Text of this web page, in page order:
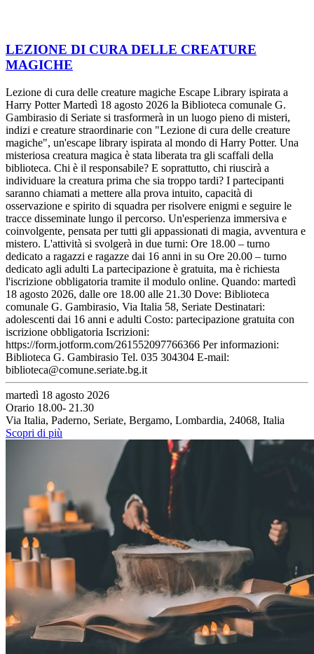
LEZIONE DI CURA DELLE CREATURE
MAGICHE
Lezione di cura delle creature magiche Escape Library ispirata a
Harry Potter Martedì 18 agosto 2026 la Biblioteca comunale G.
Gambirasio di Seriate si trasformerà in un luogo pieno di misteri,
indizi e creature straordinarie con "Lezione di cura delle creature
magiche", un'escape library ispirata al mondo di Harry Potter. Una
misteriosa creatura magica è stata liberata tra gli scaffali della
biblioteca. Chi è il responsabile? E soprattutto, chi riuscirà a
individuare la creatura prima che sia troppo tardi? I partecipanti
saranno chiamati a mettere alla prova intuito, capacità di
osservazione e spirito di squadra per risolvere enigmi e seguire le
tracce disseminate lungo il percorso. Un'esperienza immersiva e
coinvolgente, pensata per tutti gli appassionati di magia, avventura e
mistero. L'attività si svolgerà in due turni: Ore 18.00 – turno
dedicato a ragazzi e ragazze dai 16 anni in su Ore 20.00 – turno
dedicato agli adulti La partecipazione è gratuita, ma è richiesta
l'iscrizione obbligatoria tramite il modulo online. Quando: martedì
18 agosto 2026, dalle ore 18.00 alle 21.30 Dove: Biblioteca
comunale G. Gambirasio, Via Italia 58, Seriate Destinatari:
adolescenti dai 16 anni e adulti Costo: partecipazione gratuita con
iscrizione obbligatoria Iscrizioni:
https://form.jotform.com/261552097766366 Per informazioni:
Biblioteca G. Gambirasio Tel. 035 304304 E-mail:
biblioteca@comune.seriate.bg.it
martedì 18 agosto 2026
Orario 18.00- 21.30
Via Italia, Paderno, Seriate, Bergamo, Lombardia, 24068, Italia
Scopri di più